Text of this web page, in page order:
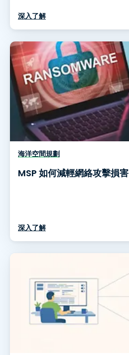
深入了解
海洋空間規劃
MSP 如何減輕網絡攻擊損害
深入了解